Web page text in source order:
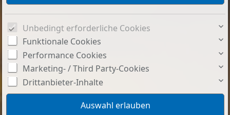
Unbedingt erforderliche Cookies
Funktionale Cookies
Performance Cookies
Marketing- / Third Party-Cookies
Drittanbieter-Inhalte